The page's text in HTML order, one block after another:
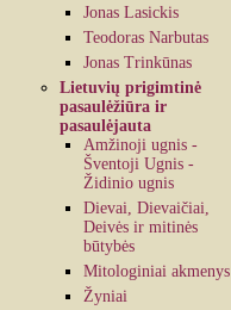
Jonas Lasickis
Teodoras Narbutas
Jonas Trinkūnas
Lietuvių prigimtinė
pasaulėžiūra ir
pasaulėjauta
Amžinoji ugnis -
Šventoji Ugnis -
Židinio ugnis
Dievai, Dievaičiai,
Deivės ir mitinės
būtybės
Mitologiniai akmenys
Žyniai